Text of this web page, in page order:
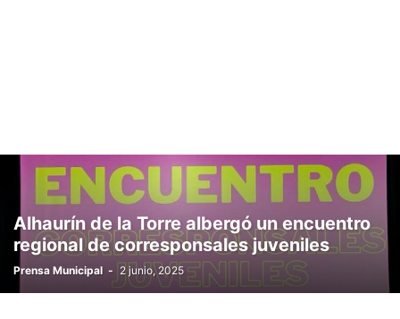
Alhaurín de la Torre albergó un encuentro
regional de corresponsales juveniles
Prensa Municipal - 2 junio, 2025